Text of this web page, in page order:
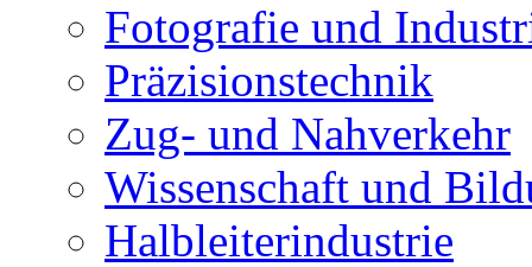
Fotografie und
Präzisionstechnik
Zug- und Nahverkehr
Wissenschaft und
Halbleiterindustrie